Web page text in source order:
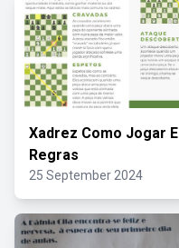
Xadrez Como Jogar E
Regras
25 September 2024